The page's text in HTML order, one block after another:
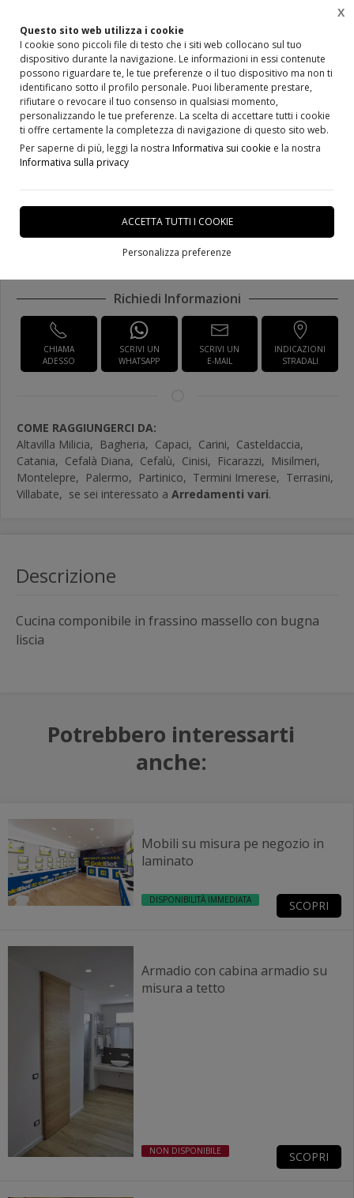
Questo sito web utilizza i cookie
I cookie sono piccoli file di testo che i siti web collocano sul tuo
dispositivo durante la navigazione. Le informazioni in essi contenute
possono riguardare te, le tue preferenze o il tuo dispositivo ma non ti
identificano sotto il profilo personale. Puoi liberamente prestare,
rifiutare o revocare il tuo consenso in qualsiasi momento,
personalizzando le tue preferenze. La scelta di accettare tutti i cookie
ti offre certamente la completezza di navigazione di questo sito web.
Per saperne di più, leggi la nostra Informativa sui cookie e la nostra
Informativa sulla privacy
ACCETTA TUTTI I COOKIE
Personalizza preferenze
X
Home Prodotti Arredamenti vari
Cucina componibile Frassino
massello
DISPONIBILE IN 20 GIORNI
Richiedi Informazioni
CHIAMA
ADESSO
SCRIVI UN
WHATSAPP
SCRIVI UN
E-MAIL
INDICAZIONI
STRADALI
COME RAGGIUNGERCI DA:
Altavilla Milicia, Bagheria, Capaci, Carini, Casteldaccia,
Catania, Cefalà Diana, Cefalù, Cinisi, Ficarazzi, Misilmeri,
Montelepre, Palermo, Partinico, Termini Imerese, Terrasini,
Villabate, se sei interessato a Arredamenti vari.
Descrizione
Cucina componibile in frassino massello con bugna
liscia
Potrebbero interessarti
anche:
Mobili su misura pe negozio in
laminato
DISPONIBILITÀ IMMEDIATA SCOPRI
Armadio con cabina armadio su
misura a tetto
NON DISPONIBILE SCOPRI